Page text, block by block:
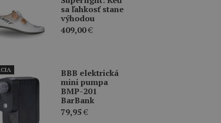
sa ľahkosť stane
výhodou
409,00€
BBB elektrická
mini pumpa
BMP-201
BarBank
79,95€